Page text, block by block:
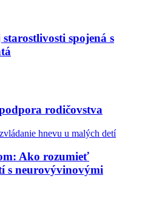
spojená s
rodičovstva
Ako rozumieť
s neurovývinovými